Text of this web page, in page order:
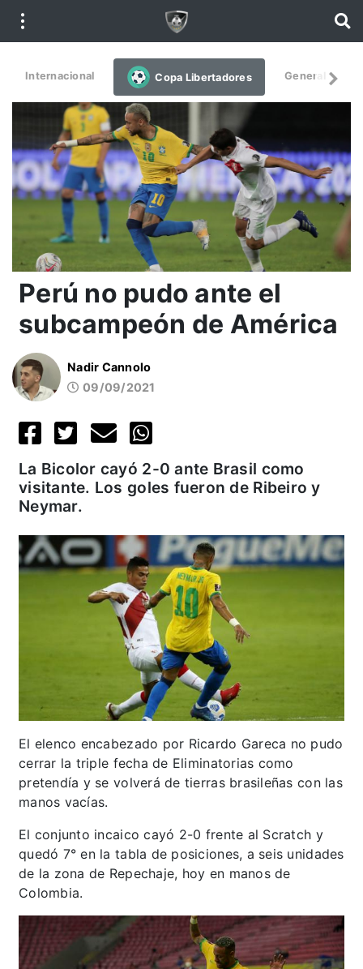
Internacional Copa Libertadores General
Perú no pudo ante el
subcampeón de América
Nadir Cannolo
09/09/2021
La Bicolor cayó 2-0 ante Brasil como
visitante. Los goles fueron de Ribeiro y
Neymar.
El elenco encabezado por Ricardo Gareca no pudo
cerrar la triple fecha de Eliminatorias como
pretendía y se volverá de tierras brasileñas con las
manos vacías.
El conjunto incaico cayó 2-0 frente al Scratch y
quedó 7° en la tabla de posiciones, a seis unidades
de la zona de Repechaje, hoy en manos de
Colombia.